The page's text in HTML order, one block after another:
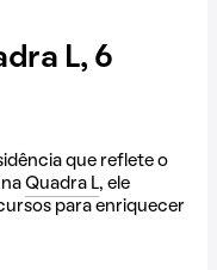
L, 6
que reflete o
Quadra L, ele
para enriquecer